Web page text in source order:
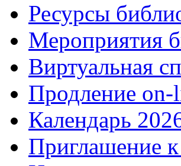
Ресурсы
Мероприятия
Виртуальная
Продление on-
Календарь
Приглашение